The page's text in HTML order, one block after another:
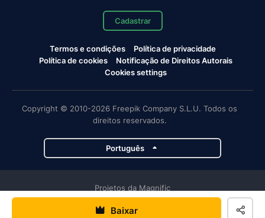
Baixar
Cadastrar
Termos e condições
Política de privacidade
Política de cookies
Notificação de Direitos Autorais
Cookies settings
Copyright © 2010-2026 Freepik Company S.L.U. Todos os
direitos reservados.
Português
Projetos da Magnific
Magnific Flaticon